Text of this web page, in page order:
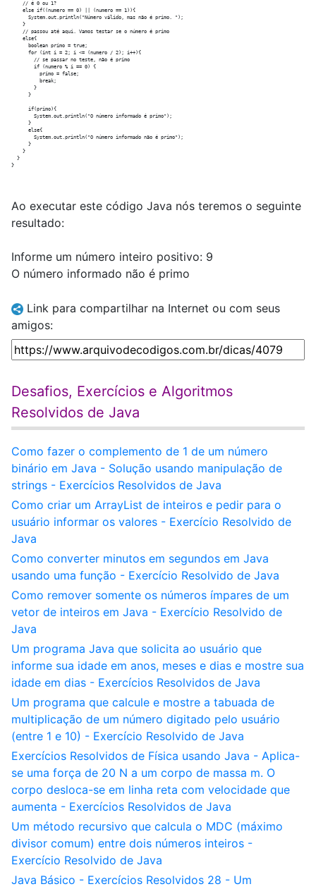
    // é 0 ou 1?
    else if((numero == 0) || (numero == 1)){
      System.out.println("Número válido, mas não é primo. ");
    }
    // passou até aqui. Vamos testar se o número é primo
    else{
      boolean primo = true;
      for (int i = 2; i <= (numero / 2); i++){
        // se passar no teste, não é primo
        if (numero % i == 0) {
          primo = false;
          break;
        }
      }
      if(primo){
        System.out.println("O número informado é primo");
      }
      else{
        System.out.println("O número informado não é primo");
      }
    }
  }
Ao executar este código Java nós teremos o seguinte
resultado:
Informe um número inteiro positivo: 9
O número informado não é primo
Link para compartilhar na Internet ou com seus
amigos:
Desafios, Exercícios e Algoritmos
Resolvidos de Java
Como fazer o complemento de 1 de um número
binário em Java - Solução usando manipulação de
strings - Exercícios Resolvidos de Java
Como criar um ArrayList de inteiros e pedir para o
usuário informar os valores - Exercício Resolvido de
Java
Como converter minutos em segundos em Java
usando uma função - Exercício Resolvido de Java
Como remover somente os números ímpares de um
vetor de inteiros em Java - Exercício Resolvido de
Java
Um programa Java que solicita ao usuário que
informe sua idade em anos, meses e dias e mostre sua
idade em dias - Exercícios Resolvidos de Java
Um programa que calcule e mostre a tabuada de
multiplicação de um número digitado pelo usuário
(entre 1 e 10) - Exercício Resolvido de Java
Exercícios Resolvidos de Física usando Java - Aplica-
se uma força de 20 N a um corpo de massa m. O
corpo desloca-se em linha reta com velocidade que
aumenta - Exercícios Resolvidos de Java
Um método recursivo que calcula o MDC (máximo
divisor comum) entre dois números inteiros -
Exercício Resolvido de Java
Java Básico - Exercícios Resolvidos 28 - Um